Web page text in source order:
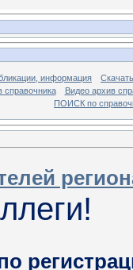
информация
справочника
Видео архив
ПОИСК по